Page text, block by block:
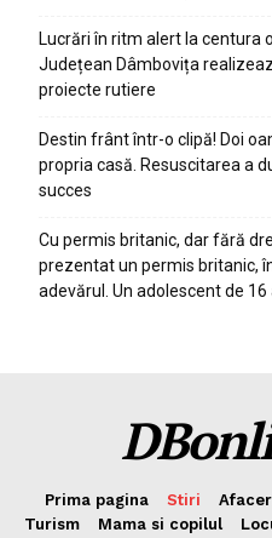
Lucrări în ritm alert la centura
Județean Dâmbovița
proiecte rutiere
Destin frânt într-o clipă! Doi
propria casă. Resuscitarea a
succes
Cu permis britanic, dar fără
prezentat un permis britanic,
adevărul. Un adolescent de
Prima pagina Stiri
Turism
Mama si copilul